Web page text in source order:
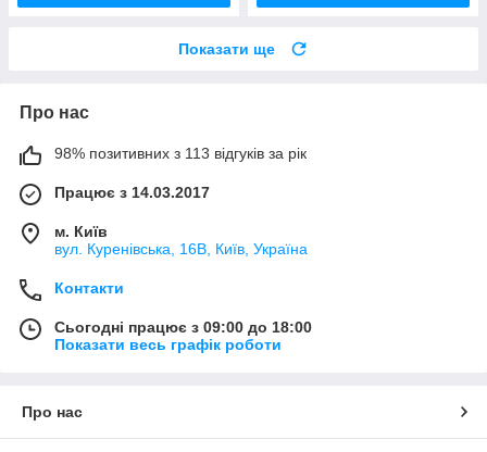
Показати ще
Про нас
98% позитивних з 113 відгуків за рік
Працює з 14.03.2017
м. Київ
вул. Куренівська, 16В, Київ, Україна
Контакти
Сьогодні працює з 09:00 до 18:00
Показати весь графік роботи
Про нас